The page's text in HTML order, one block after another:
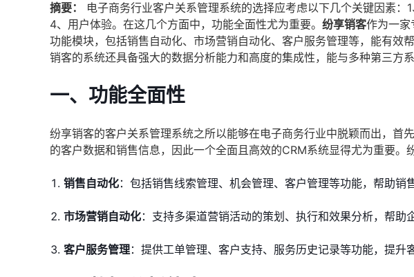
摘要：
电子商务行业客户关系管理系统的选择应考虑以下几个关键因素：
4、用户体验。在这几个方面中，功能全面性尤为重要。 纷享销客作为一家
功能模块，包括销售自动化、市场营销自动化、客户服务管理等，能有效
销客的系统还具备强大的数据分析能力和高度的集成性，能与多种第三方
一、功能全面性
纷享销客的客户关系管理系统之所以能够在电子商务行业中脱颖而出，首
的客户数据和销售信息，因此一个全面且高效的CRM系统显得尤为重要。
销售自动化：包括销售线索管理、机会管理、客户管理等功能，帮助销
市场营销自动化：支持多渠道营销活动的策划、执行和效果分析，帮助
客户服务管理：提供工单管理、客户支持、服务历史记录等功能，提升